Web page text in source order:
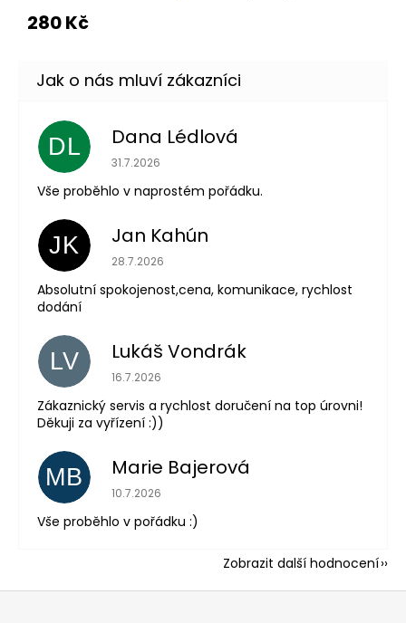
280 Kč
DL Dana Lédlová
Hodnocení obchodu je 5 z 5 hvězdiček.
31.7.2026
Vše proběhlo v naprostém pořádku.
JK Jan Kahún
Hodnocení obchodu je 5 z 5 hvězdiček.
28.7.2026
Absolutní spokojenost,cena, komunikace, rychlost
dodání
LV Lukáš Vondrák
Hodnocení obchodu je 5 z 5 hvězdiček.
16.7.2026
Zákaznický servis a rychlost doručení na top úrovni!
Děkuji za vyřízení :))
MB Marie Bajerová
Hodnocení obchodu je 5 z 5 hvězdiček.
10.7.2026
Vše proběhlo v pořádku :)
Zobrazit další hodnocení
Z